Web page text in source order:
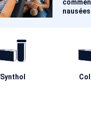
nausées
Synthol